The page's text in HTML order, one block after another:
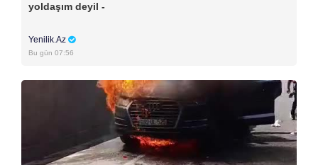
yoldaşım deyil -
Yenilik.Az
Bu gün 07:56